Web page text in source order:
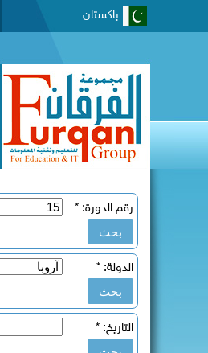
باكستان
رقم الدورة: *
الدولة: *
التاريخ: *